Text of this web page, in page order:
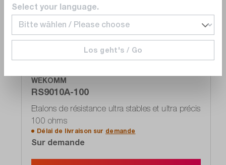
WEKOMM
RS9010A-100
Etalons de résistance ultra stables et ultra précis
100 ohms
Délai de livraison sur demande
Sur demande
Select your language.
Los geht's / Go